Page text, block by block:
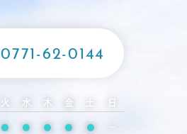
0771-62-0144
火 水 木 金 土 日
● ● ● ● ●